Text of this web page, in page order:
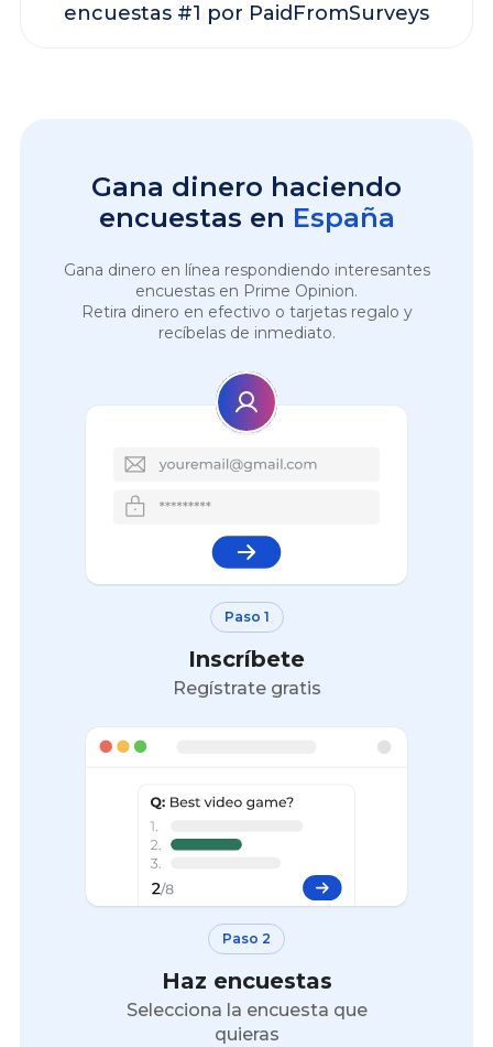
encuestas #1 por PaidFromSurveys
Gana dinero haciendo
encuestas en España
Gana dinero en línea respondiendo interesantes
encuestas en Prime Opinion.
Retira dinero en efectivo o tarjetas regalo y
recíbelas de inmediato.
Paso 1
Inscríbete
Regístrate gratis
Paso 2
Haz encuestas
Selecciona la encuesta que
quieras